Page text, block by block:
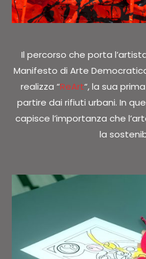
Il percorso che porta
Manifesto di Arte
realizza “ReArt“, la sua
partire dai rifiuti urbani. In
capisce l’importanza che
la